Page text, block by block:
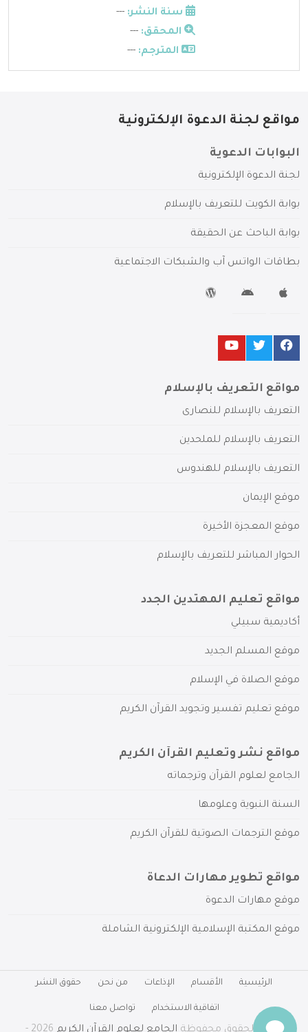
سنة النشر: ---
المحقق: ---
المترجم: ---
مواقع لجنة الدعوة الإلكترونية
البوابات الدعوية
لجنة الدعوة الإلكترونية
بوابة الكويت للتعريف بالإسلام
بوابة الباحث عن الحقيقة
بطاقات الواتس آب والشبكات الاجتماعية
مواقع التعريف بالإسلام
التعريف بالإسلام للنصارى
التعريف بالإسلام للملحدين
التعريف بالإسلام للهندوس
موقع الإيمان
موقع المعجزة الأخيرة
الحوار المباشر للتعريف بالإسلام
مواقع تعليم المهتدين الجدد
أكاديمية سبيلي
موقع المسلم الجديد
موقع الصلاة في الإسلام
موقع تعليم تفسير وتجويد القرآن الكريم
مواقع نشر وتعليم القرآن الكريم
الجامع لعلوم القرآن وترجماته
السنة النبوية وعلومها
موقع الترجمات الصوتية للقرآن الكريم
مواقع تطوير مهارات الدعاة
موقع مهارات الدعوة
موقع المكتبة الإسلامية الإلكترونية الشاملة
الرئيسية الأقسام الإذاعات من نحن حقوق النشر
اتفاقية الاستخدام تواصل معنا